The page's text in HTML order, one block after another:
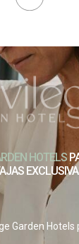
del Nivia Born
Boutique
de Mallorca?
Hotel
Nivia
HOTELS
Garden